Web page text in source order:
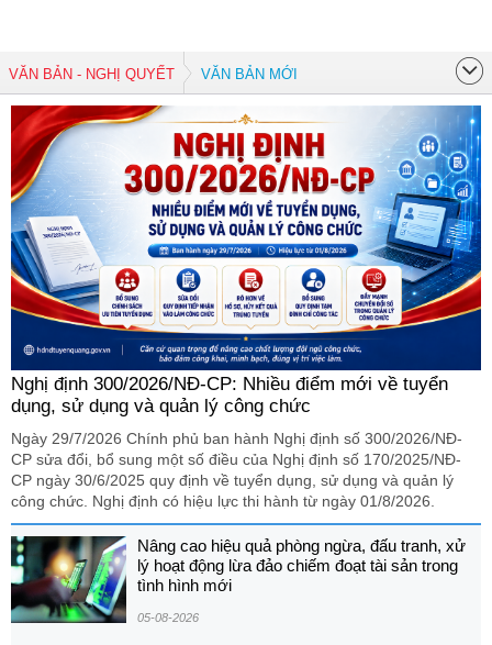
VĂN BẢN - NGHỊ QUYẾT VĂN BẢN MỚI
Nghị định 300/2026/NĐ-CP: Nhiều điểm mới về tuyển
dụng, sử dụng và quản lý công chức
Ngày 29/7/2026 Chính phủ ban hành Nghị định số 300/2026/NĐ-
CP sửa đổi, bổ sung một số điều của Nghị định số 170/2025/NĐ-
CP ngày 30/6/2025 quy định về tuyển dụng, sử dụng và quản lý
công chức. Nghị định có hiệu lực thi hành từ ngày 01/8/2026.
Nâng cao hiệu quả phòng ngừa, đấu tranh, xử
lý hoạt động lừa đảo chiếm đoạt tài sản trong
tình hình mới
05-08-2026